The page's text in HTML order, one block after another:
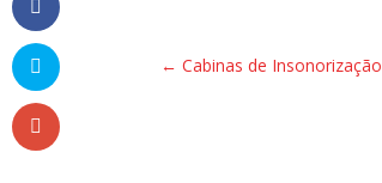
← Cabinas de Insonorização